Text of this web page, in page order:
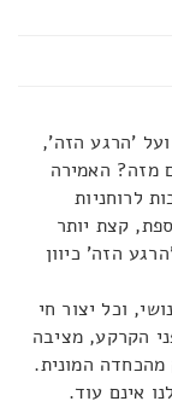
'הרגע הזה',
מזה? האמירה
לרוחניות
קצת יותר
הזה' כיוון
וכל יצור חי
הקרקע, מציבה
מהכחדה המונית.